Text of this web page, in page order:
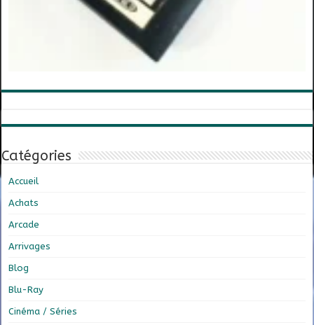
Catégories
Accueil
Achats
Arcade
Arrivages
Blog
Blu-Ray
Cinéma / Séries